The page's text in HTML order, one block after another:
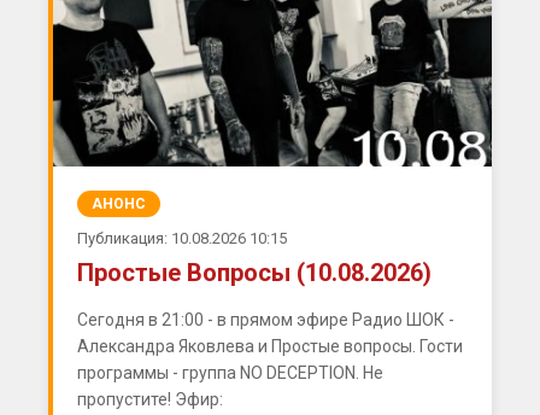
АНОНС
Публикация: 10.08.2026 10:15
Простые Вопросы (10.08.2026)
Сегодня в 21:00 - в прямом эфире Радио ШОК -
Александра Яковлева и Простые вопросы. Гости
программы - группа NO DECEPTION. Не
пропустите! Эфир: